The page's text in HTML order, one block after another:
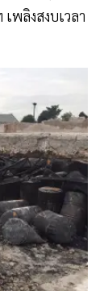
พลิงสงบเวลา